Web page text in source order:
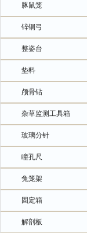
豚鼠笼
锌铜弓
整姿台
垫料
颅骨钻
杂草监测工具箱
玻璃分针
瞳孔尺
兔笼架
固定箱
解剖板